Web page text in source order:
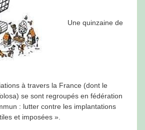
Une quinzaine de
à travers la France (dont le
se sont regroupés en fédération
: lutter contre les implantations
et imposées ».